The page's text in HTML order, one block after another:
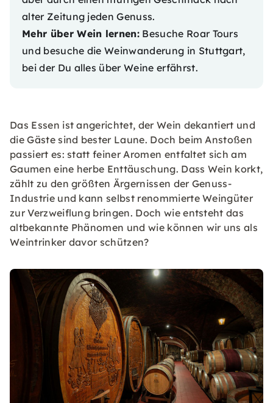
alter Zeitung jeden Genuss.
Mehr über Wein lernen: Besuche Roar Tours
und besuche dieWeinwanderung in Stuttgart,
bei der Du alles über Weine erfährst.
Das Essen ist angerichtet, der Wein dekantiert und
die Gäste sind bester Laune. Doch beim Anstoßen
passiert es: statt feiner Aromen entfaltet sich am
Gaumen eine herbe Enttäuschung. Dass Wein korkt,
zählt zu den größten Ärgernissen der Genuss-
Industrie und kann selbst renommierte Weingüter
zur Verzweiflung bringen. Doch wie entsteht das
altbekannte Phänomen und wie können wir uns als
Weintrinker davor schützen?